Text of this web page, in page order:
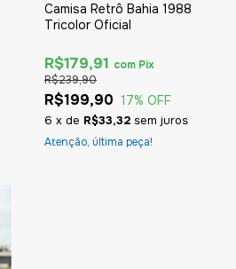
Camisa Retrô Bahia 1988
Tricolor Oficial
R$199,90
R$239,90
17% OFF
6 x de R$33,32 sem juros
R$179,91 com Pix
Atenção, última peça!